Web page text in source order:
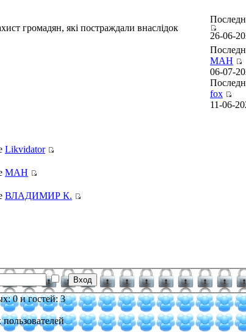
громадян, які постраждали внаслідок
26-06-
МАН
06-07-
fox
11-06-
Likvidator
МАН
ВЛАДИМИР К.
0 и гостей: 3